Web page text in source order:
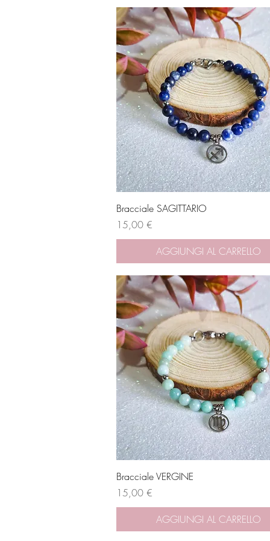
Vista rapida
Bracciale SAGITTARIO
Prezzo
15,00 €
AGGIUNGI AL CARRELLO
Vista rapida
Bracciale VERGINE
Prezzo
15,00 €
AGGIUNGI AL CARRELLO